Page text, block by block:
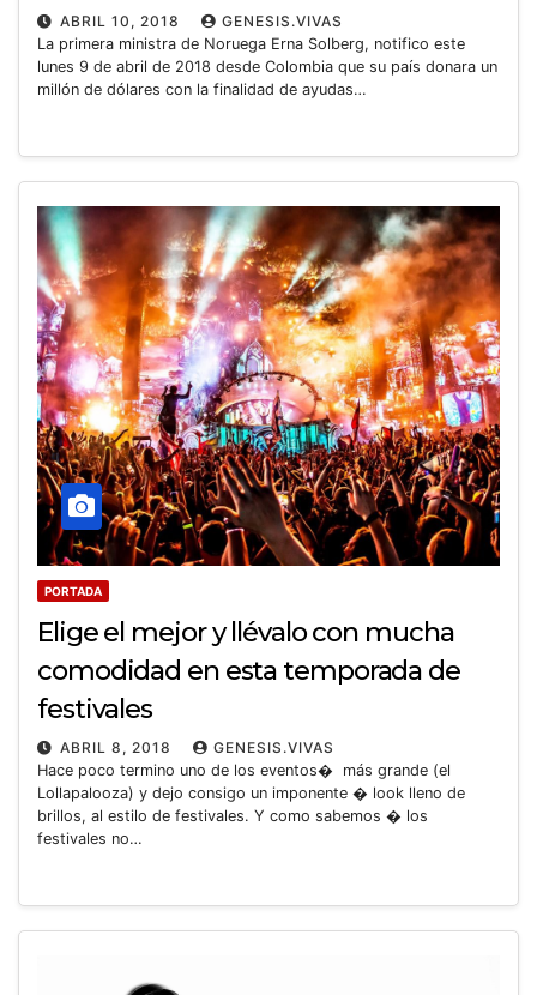
ABRIL 10, 2018
GENESIS.VIVAS
La primera ministra de Noruega Erna Solberg, notifico este
lunes 9 de abril de 2018 desde Colombia que su país donara un
millón de dólares con la finalidad de ayudas…
PORTADA
Elige el mejor y llévalo con mucha
comodidad en esta temporada de
festivales
ABRIL 8, 2018
GENESIS.VIVAS
Hace poco termino uno de los eventos� más grande (el
Lollapalooza) y dejo consigo un imponente � look lleno de
brillos, al estilo de festivales. Y como sabemos � los
festivales no…